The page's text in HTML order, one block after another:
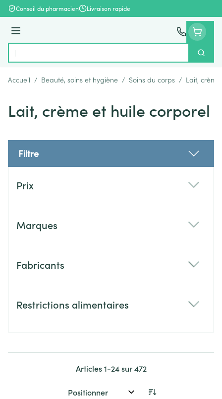
Aller au contenu
Conseil du pharmacien Livraison rapide
Menu
Rechercher
Accueil / Beauté, soins et hygiène / Soins du corps / Lait,
Lait, crème et huile corporel
Filtre
Prix
Marques
Fabricants
Restrictions alimentaires
Articles1-24sur472
Trier par: